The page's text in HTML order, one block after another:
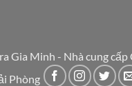
Gia Minh - Nhà cung cấp
Phòng